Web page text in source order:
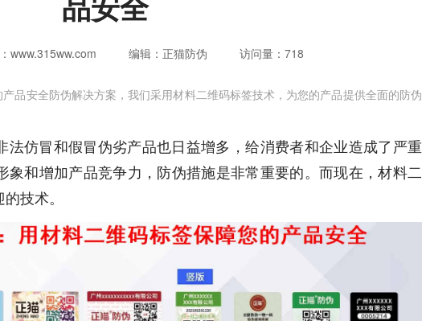
www.315ww.com 编辑：正猫防伪 访问量： 718
品安全防伪解决方案，我们采用材料二维码标签技术，为您的产品提供全面的防伪
法仿冒和假冒伪劣产品也日益增多，给消费者和企业造成了严重
象和增加产品竞争力，防伪措施是非常重要的。而现在，材料二
技术。